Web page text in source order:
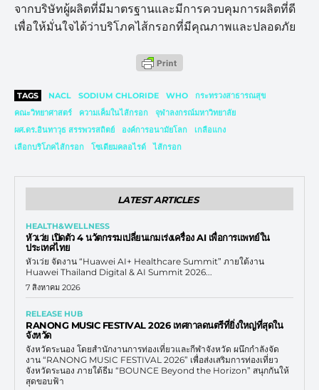
จากบริษัทผู้ผลิตที่มีมาตรฐานและมีการควบคุมการผลิตที่ดี
เพื่อให้มั่นใจได้ว่าบริโภคไส้กรอกที่มีคุณภาพและปลอดภัย
TAGS NACL SODIUM CHLORIDE WHO
กระทรวงสาธารณสุข
คณะวิทยาศาสตร์
ความเค็มในไส้กรอก
จุฬาลงกรณ์มหาวิทยาลัย
ผศ.ดร.อินทาวุธ สรรพวรสถิตย์
องค์การอนามัยโลก
เกลือแกง
เลือกบริโภคไส้กรอก
โซเดียมคลอไรด์ ไส้กรอก
LATEST ARTICLES
HEALTH&WELLNESS
หัวเว่ย เปิดตัว 4 นวัตกรรมเปลี่ยนเกมเร่งเครื่อง AI เพื่อการแพทย์ใน
ประเทศไทย
หัวเว่ย จัดงาน “Huawei AI+ Healthcare Summit” ภายใต้งาน
Huawei Thailand Digital & AI Summit 2026...
7 สิงหาคม 2026
RELEASE HUB
RANONG MUSIC FESTIVAL 2026 เทศกาลดนตรีที่ยิ่งใหญ่ที่สุดใน
จังหวัด
จังหวัดระนอง โดยสำนักงานการท่องเที่ยวและกีฬาจังหวัด ผนึกกำลังจัด
งาน “RANONG MUSIC FESTIVAL 2026” เพื่อส่งเสริมการท่องเที่ยว
จังหวัดระนอง ภายใต้ธีม “BOUNCE Beyond the Horizon” สนุกกันให้
สุดขอบฟ้า